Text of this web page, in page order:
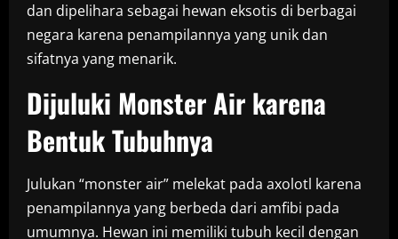
dan dipelihara sebagai hewan eksotis di berbagai
negara karena penampilannya yang unik dan
sifatnya yang menarik.
Dijuluki Monster Air karena
Bentuk Tubuhnya
Julukan “monster air” melekat pada axolotl karena
penampilannya yang berbeda dari amfibi pada
umumnya. Hewan ini memiliki tubuh kecil dengan